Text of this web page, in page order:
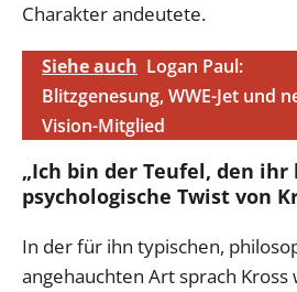
Charakter andeutete.
Siehe auch Logan Paul:
Blitzgenesung, WWE-Jet und
Vision-Mitglied
„Ich bin der Teufel, den ihr
psychologische Twist von
In der für ihn typischen,
angehauchten Art sprach Kross